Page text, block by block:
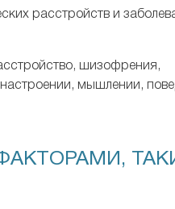
расстройств и
шизофрения,
мышлении,